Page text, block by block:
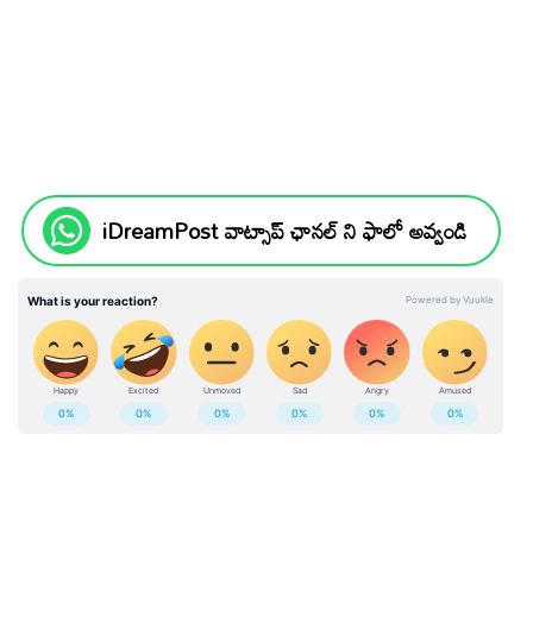
iDreamPost వాట్సాప్ ఛానల్ ని ఫాలో అవ్వండి